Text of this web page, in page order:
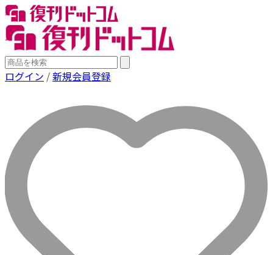
ログイン /新規会員登録